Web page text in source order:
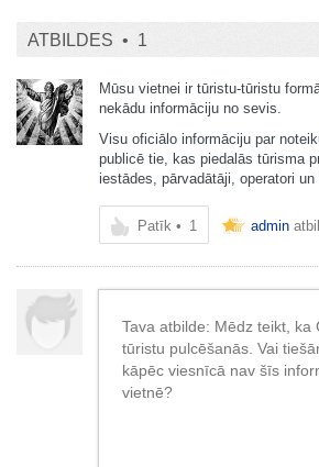
ATBILDES • 1
Mūsu vietnei ir tūristu-tūristu
nekādu informāciju no sevis.
Visu oficiālo informāciju par
publicē tie, kas piedalās tūrisma
iestādes, pārvadātāji, operatori
Patīk • 1 admin